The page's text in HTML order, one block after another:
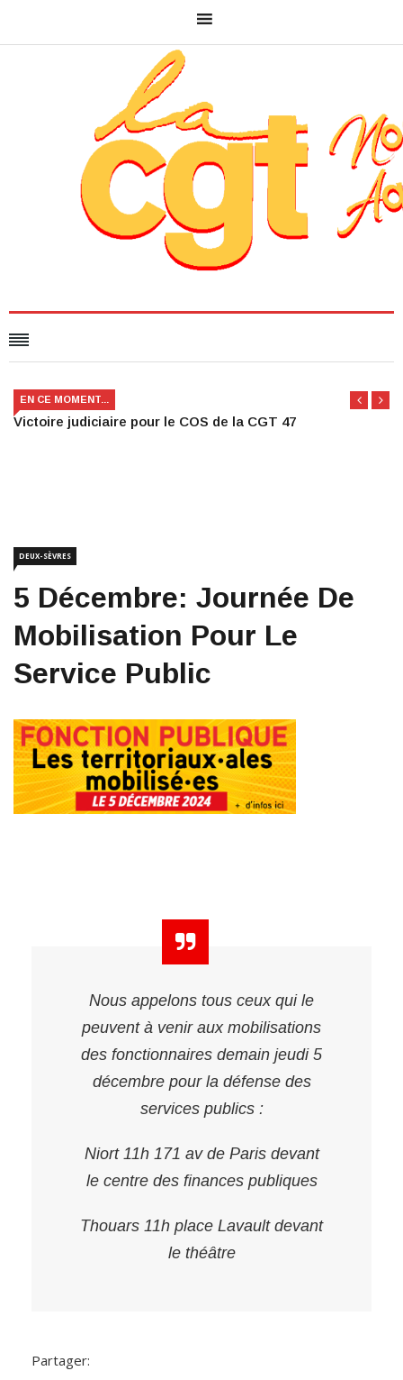
EN CE MOMENT...
Victoire judiciaire pour le COS de la CGT 47
DEUX-SÈVRES
5 Décembre: Journée De
Mobilisation Pour Le
Service Public
Nous appelons tous ceux qui le
peuvent à venir aux mobilisations
des fonctionnaires demain jeudi 5
décembre pour la défense des
services publics :
Niort 11h 171 av de Paris devant
le centre des finances publiques
Thouars 11h place Lavault devant
le théâtre
Partager: